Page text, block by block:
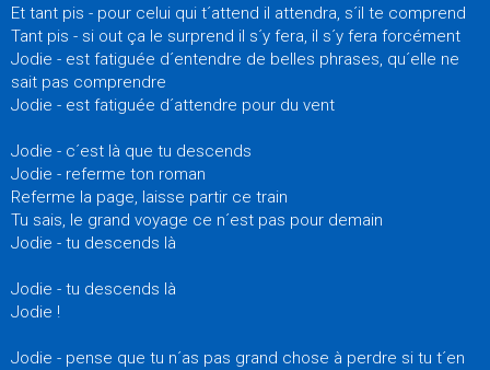
Et tant pis - pour celui qui t´attend il attendra, s´il te comprend
Tant pis - si out ça le surprend il s´y fera, il s´y fera forcément
Jodie - est fatiguée d´entendre de belles phrases, qu´elle ne
sait pas comprendre
Jodie - est fatiguée d´attendre pour du vent
Jodie - c´est là que tu descends
Jodie - referme ton roman
Referme la page, laisse partir ce train
Tu sais, le grand voyage ce n´est pas pour demain
Jodie - tu descends là
Jodie - tu descends là
Jodie !
Jodie - pense que tu n´as pas grand chose à perdre si tu t´en